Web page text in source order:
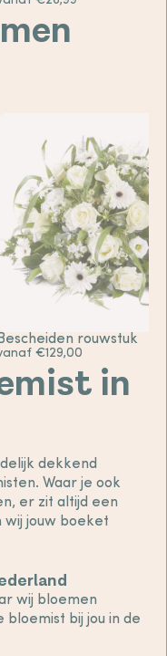
Bescheiden rouwstuk
€129,00
in
dekkend
Waar je ook
er zit altijd een
wij jouw boeket
wij bloemen
bloemist bij jou in de